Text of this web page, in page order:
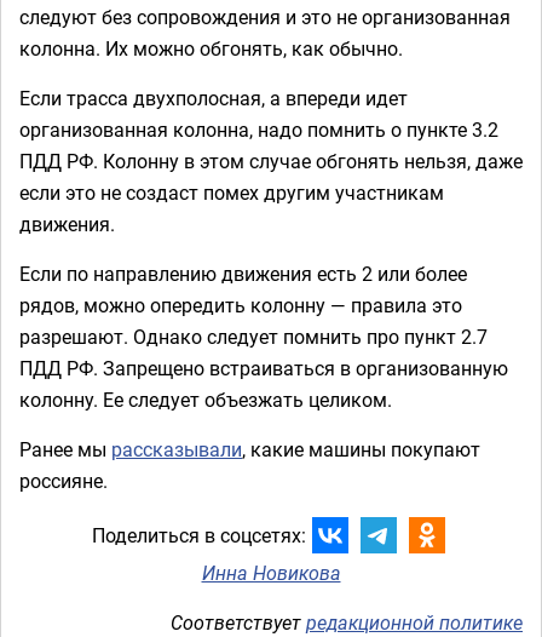
следуют без сопровождения и это не организованная
колонна. Их можно обгонять, как обычно.
Если трасса двухполосная, а впереди идет
организованная колонна, надо помнить о пункте 3.2
ПДД РФ. Колонну в этом случае обгонять нельзя, даже
если это не создаст помех другим участникам
движения.
Если по направлению движения есть 2 или более
рядов, можно опередить колонну — правила это
разрешают. Однако следует помнить про пункт 2.7
ПДД РФ. Запрещено встраиваться в организованную
колонну. Ее следует объезжать целиком.
Ранее мы рассказывали, какие машины покупают
россияне.
Поделиться в соцсетях:
Инна Новикова
Соответствуетредакционной политике